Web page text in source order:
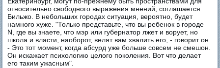
относительно свободного выражения мнений, соглашается
Бильжо. В небольших городах ситуация, вероятно, будет
намного хуже. "Только представьте, что вы ребенок в городе
N, где вы знаете, что мэр или губернатор лжет и ворует, но
школа и власти, наоборот, велят вам хвалить его, - говорит он.
- Это тот момент, когда абсурд уже больше совсем не смешон.
Он искажает психологию целого поколения. Вот что делает
его таким ужасным".